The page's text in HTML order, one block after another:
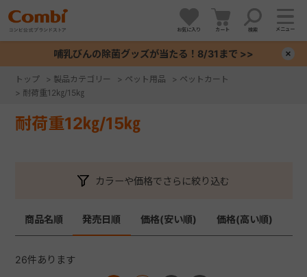
お気に入り カート 検索 メニュー
哺乳びんの除菌グッズが当たる！8/31まで >>
トップ > 製品カテゴリー > ペット用品 > ペットカート
> 耐荷重12㎏/15㎏
耐荷重12㎏/15㎏
カラーや価格でさらに絞り込む
商品名順 発売日順 価格(安い順) 価格(高い順)
26件あります